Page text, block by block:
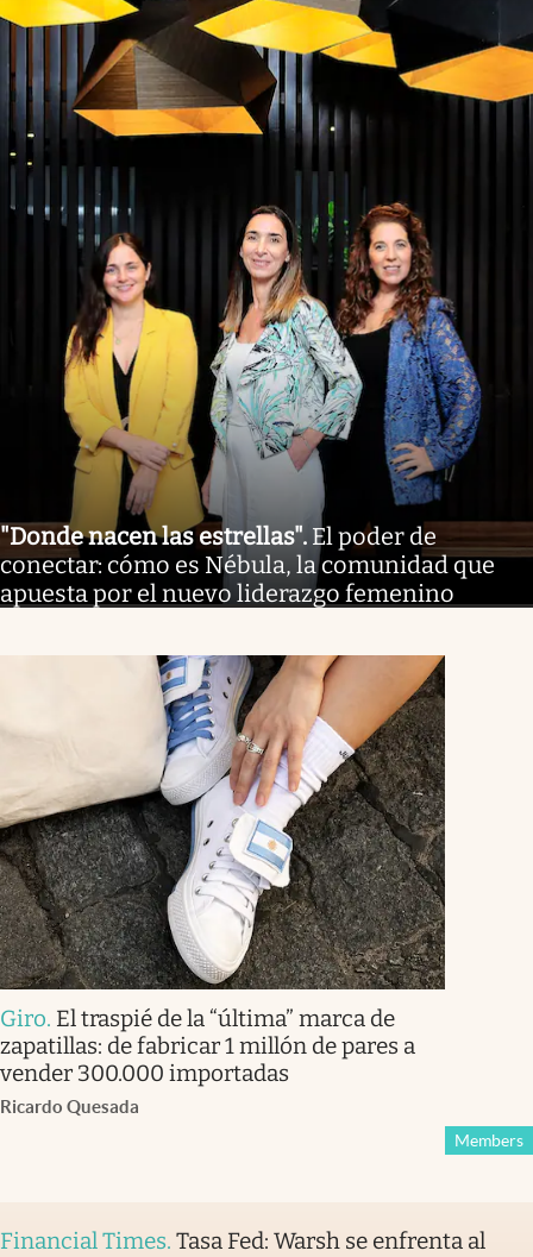
"Donde nacen las estrellas". El poder de
conectar: cómo es Nébula, la comunidad que
apuesta por el nuevo liderazgo femenino
Giro. El traspié de la “última” marca de
zapatillas: de fabricar 1 millón de pares a
vender 300.000 importadas
Ricardo Quesada
Members
Financial Times. Tasa Fed: Warsh se enfrenta al